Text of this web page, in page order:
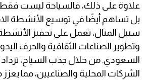
علاوة على ذلك، فالسياحة ليست
بل تساهم أيضًا في توسيع الأنشطة
سبيل المثال، تعمل على تحفيز الأنشطة
وتطوير الصناعات الثقافية والحرف
السعودي. من خلال جذب السياح،
الشركات المحلية والصناعيين، مما يعزز